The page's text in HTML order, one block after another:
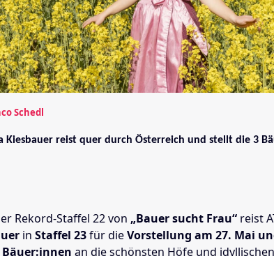
Schedl
Kiesbauer reist quer durch Österreich und stellt die 3
Rekord-Staffel 22 von „Bauer sucht Frau“ reist
in Staffel 23für dieVorstellung am 27. Mai
an die schönsten Höfe und